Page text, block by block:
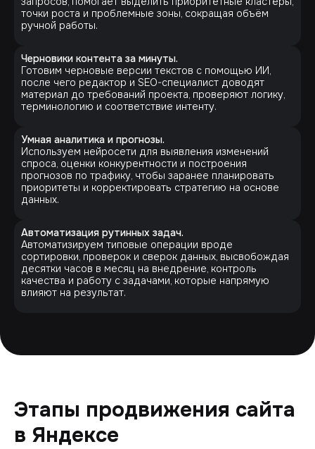
точки роста и проблемные зоны, сокращая объём
ручной работы.
Черновики контента за минуты.
Готовим черновые версии текстов с помощью ИИ,
после чего редактор и SEO-специалист доводят
материал до требований проекта, проверяют логику,
терминологию и соответствие интенту.
Умная аналитика и прогнозы.
Используем нейросети для выявления изменений
спроса, оценки конкурентности и построения
прогнозов по трафику, чтобы заранее планировать
приоритеты и корректировать стратегию на основе
данных.
Автоматизация рутинных задач.
Автоматизируем типовые операции вроде
сортировки, проверок и сверок данных, высвобождая
десятки часов в месяц на внедрение, контроль
качества и работу с задачами, которые напрямую
влияют на результат.
Этапы продвижения сайта
в Яндексе